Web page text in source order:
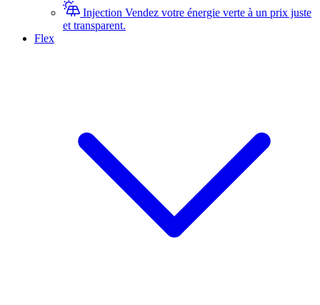
Injection Vendez votre énergie verte à un prix juste
et transparent.
Flex